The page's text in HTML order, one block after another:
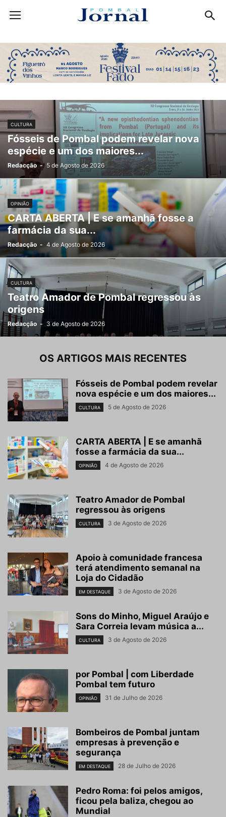
CULTURA
Fósseis de Pombal podem revelar nova
espécie e um dos maiores...
Redacção - 5 de Agosto de 2026
OPINIÃO
CARTA ABERTA | E se amanhã fosse a
farmácia da sua...
Redacção - 4 de Agosto de 2026
CULTURA
Teatro Amador de Pombal regressou às
origens
Redacção - 3 de Agosto de 2026
OS ARTIGOS MAIS RECENTES
Fósseis de Pombal podem revelar
nova espécie e um dos maiores...
CULTURA 5 de Agosto de 2026
CARTA ABERTA | E se amanhã
fosse a farmácia da sua...
OPINIÃO 4 de Agosto de 2026
Teatro Amador de Pombal
regressou às origens
CULTURA 3 de Agosto de 2026
Apoio à comunidade francesa
terá atendimento semanal na
Loja do Cidadão
EM DESTAQUE 3 de Agosto de 2026
Sons do Minho, Miguel Araújo e
Sara Correia levam música a...
CULTURA 3 de Agosto de 2026
por Pombal | com Liberdade
Pombal tem futuro
OPINIÃO 31 de Julho de 2026
Bombeiros de Pombal juntam
empresas à prevenção e
segurança
EM DESTAQUE 28 de Julho de 2026
Pedro Roma: foi pelos amigos,
ficou pela baliza, chegou ao
Mundial